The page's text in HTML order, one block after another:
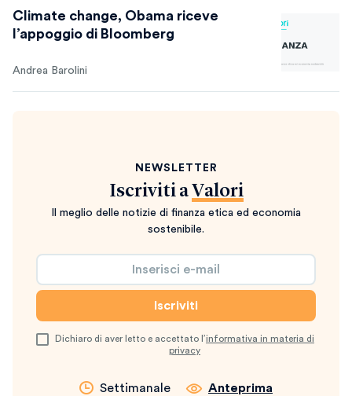
Climate change, Obama riceve
l’appoggio di Bloomberg
Andrea Barolini
NEWSLETTER
Iscriviti a Valori
Il meglio delle notizie di finanza etica ed economia
sostenibile.
Dichiaro di aver letto e accettato l’informativa in materia di
privacy
Settimanale Anteprima